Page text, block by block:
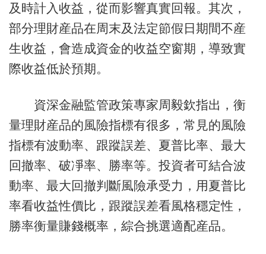
及時計入收益，從而影響真實回報。其次，
部分理財産品在周末及法定節假日期間不産
生收益，會造成資金的收益空窗期，導致實
際收益低於預期。
資深金融監管政策專家周毅欽指出，衡
量理財産品的風險指標有很多，常見的風險
指標有波動率、跟蹤誤差、夏普比率、最大
回撤率、破凈率、勝率等。投資者可結合波
動率、最大回撤判斷風險承受力，用夏普比
率看收益性價比，跟蹤誤差看風格穩定性，
勝率衡量賺錢概率，綜合挑選適配産品。